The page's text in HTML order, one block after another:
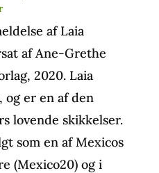
af Laia
af Ane-Grethe
2020. Laia
og er en af den
lovende skikkelser.
som en af Mexicos
(Mexico20) og i